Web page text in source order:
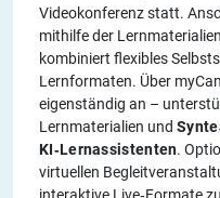
Videokonferenz statt.
mithilfe der
kombiniert flexibles
Lernformaten. Über
eigenständig an –
Lernmaterialien und
KI‑Lernassistenten.
virtuellen